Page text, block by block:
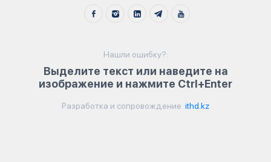
Нашли ошибку?:
Выделите текст или наведите на
изображение и нажмите Ctrl+Enter
Разработка и сопровождение ithd.kz